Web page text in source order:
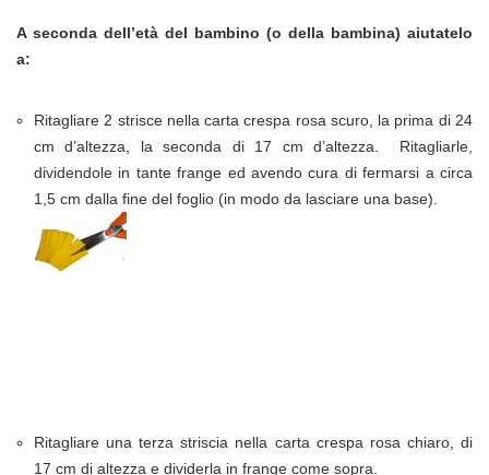
A seconda dell’età del bambino (o della bambina) aiutatelo
a:
Ritagliare 2 strisce nella carta crespa rosa scuro, la prima di 24
cm d’altezza, la seconda di 17 cm d’altezza. Ritagliarle,
dividendole in tante frange ed avendo cura di fermarsi a circa
1,5 cm dalla fine del foglio (in modo da lasciare una base).
Ritagliare una terza striscia nella carta crespa rosa chiaro, di
17 cm di altezza e dividerla in frange come sopra.